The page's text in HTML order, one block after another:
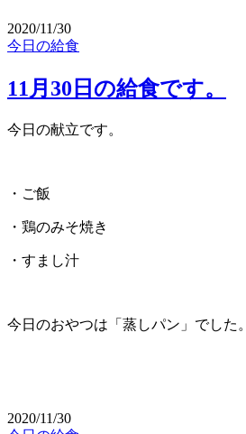
2020/11/30
今日の給食
11月30日の給食です。
今日の献立です。
・ご飯
・鶏のみそ焼き
・すまし汁
今日のおやつは「蒸しパン」でした。
2020/11/30